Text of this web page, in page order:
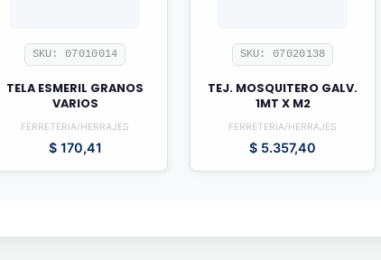
SKU: 07010014
TELA ESMERIL GRANOS
VARIOS
FERRETERIA/HERRAJES
$170,41
SKU: 07020138
TEJ. MOSQUITERO GALV.
1MT X M2
FERRETERIA/HERRAJES
$ 5.357,40